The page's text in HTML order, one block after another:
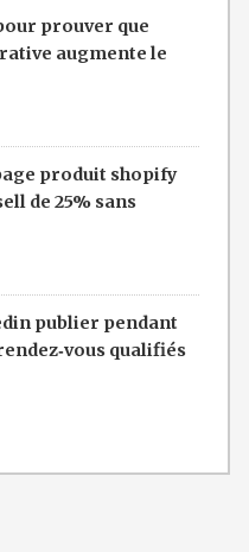
prouver que
augmente le
produit shopify
de 25% sans
publier pendant
qualifiés